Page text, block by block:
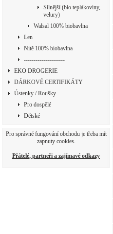
Silnější (bio teplákoviny,
velury)
Walsal 100% biobavlna
Len
Nitě 100% biobavlna
---------------------
EKO DROGERIE
DÁRKOVÉ CERTIFIKÁTY
Ústenky / Roušky
Pro dospělé
Dětské
Pro správné fungování obchodu je třeba mít
zapnuty cookies.
Přátelé, partneři a zajímavé odkazy